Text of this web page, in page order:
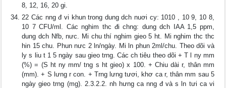
8, 12, 16, 20 gi.
22 Các nng đ vi khun trong dung dch nuơi cy: 1010 , 10 9, 10 8,
10 7 CFU/ml. Các nghim thc đi chng: dung dch IAA 1,5 ppm,
dung dch Nfb, nưc. Mi chu thí nghim gieo 5 ht. Mi nghim thc thc
hin 15 chu. Phun nưc 2 ln/ngày. Mi ln phun 2ml/chu. Theo dõi và
ly s liu t 1 5 ngày sau gieo trng. Các ch tiêu theo dõi + T l ny mm
(%) = (S ht ny mm/ tng s ht gieo) x 100. + Chiu dài r, thân mm
(mm). + S lưng r con. + Trng lưng tươi, khơ ca r, thân mm sau 5
ngày gieo trng (mg). 2.3.2.2. nh hưng ca nng đ và s ln tưi ca vi